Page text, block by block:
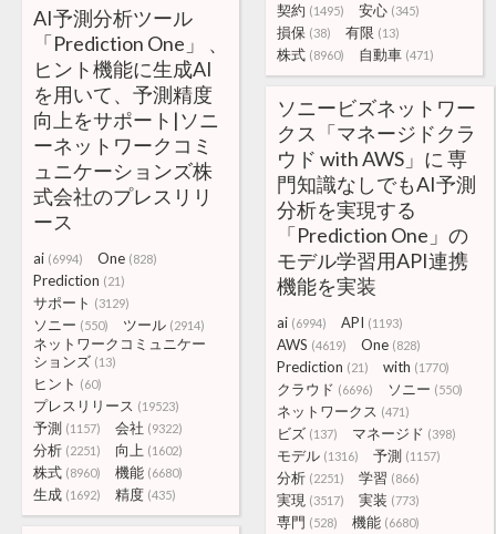
契約 (1495) 安心 (345)
損保 (38) 有限 (13)
株式 (8960) 自動車 (471)
AI予測分析ツール
「Prediction One」 、
ヒント機能に生成AI
を用いて、予測精度
向上をサポート|ソニ
ーネットワークコミ
ュニケーションズ株
式会社のプレスリリ
ース
ai (6994) One (828)
Prediction (21)
サポート (3129)
ソニー (550) ツール (2914)
ネットワークコミュニケー
ションズ (13)
ヒント (60)
プレスリリース (19523)
予測 (1157) 会社 (9322)
分析 (2251) 向上 (1602)
株式 (8960) 機能 (6680)
生成 (1692) 精度 (435)
ソニービズネットワー
クス「マネージドクラ
ウド with AWS」に 専
門知識なしでもAI予測
分析を実現する
「Prediction One」の
モデル学習用API連携
機能を実装
ai (6994) API (1193)
AWS (4619) One (828)
Prediction (21) with (1770)
クラウド (6696) ソニー (550)
ネットワークス (471)
ビズ (137) マネージド (398)
モデル (1316) 予測 (1157)
分析 (2251) 学習 (866)
実現 (3517) 実装 (773)
専門 (528) 機能 (6680)